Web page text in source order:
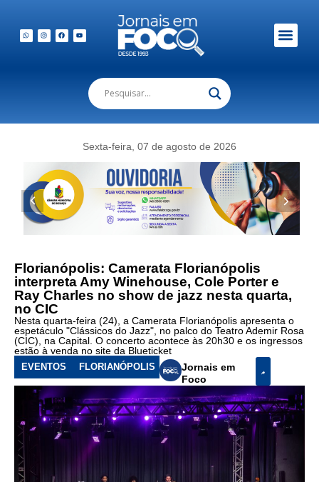
Sexta-feira, 07 de agosto de 2026
Florianópolis: Camerata Florianópolis
interpreta Amy Winehouse, Cole Porter e
Ray Charles no show de jazz nesta quarta,
no CIC
Nesta quarta-feira (24), a Camerata Florianópolis apresenta o
espetáculo "Clássicos do Jazz", no palco do Teatro Ademir Rosa
(CIC), na Capital. O concerto acontece às 20h30 e os ingressos
estão à venda no site da Blueticket
EVENTOS FLORIANÓPOLIS
Jornais em
Foco